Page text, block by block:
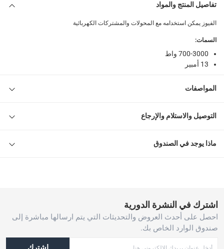
تفاصيل المنتج والمواد
الفيوز يمكن استخدامه مع المحولات والمشتركات الكهربائية
السمات:
700-3000 واط
13 أمبير
المواصفات
التوصيل والاستلام والإرجاع
ماذا يوجد في الصندوق
اشترك في النشرة الدورية
احصل على أحدث العروض والتحديثات التي يتم ارسالها مباشرة إلى
صندوق الوارد الخاص بك.